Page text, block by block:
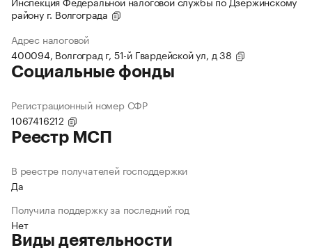
району г. Волгограда
Адрес налоговой
400094, Волгоград г, 51-й Гвардейской ул, д 38
Социальные фонды
Регистрационный номер СФР
1067416212
Реестр МСП
В реестре получателей господдержки
Да
Получила поддержку за последний год
Нет
Виды деятельности